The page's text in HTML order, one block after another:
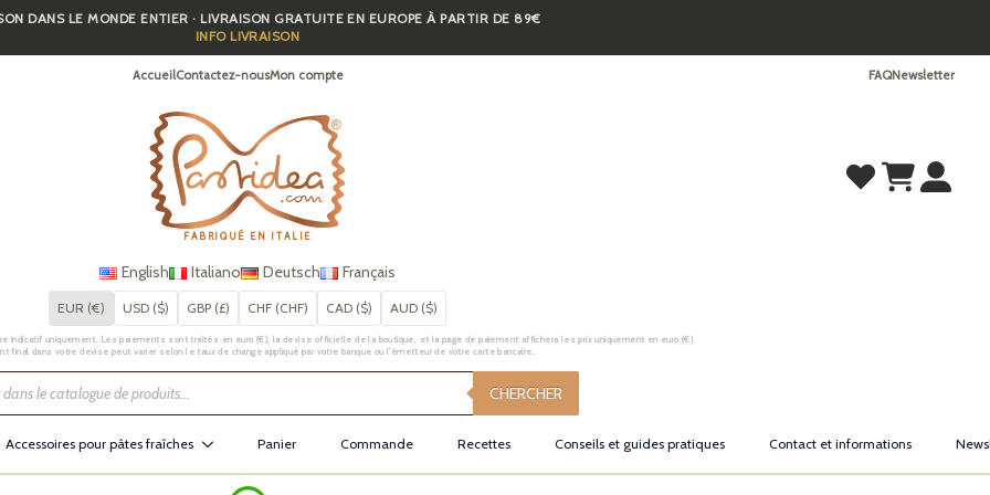
DANS LE MONDE ENTIER · LIVRAISON GRATUITE EN EUROPE À PARTIR DE 89€
INFO LIVRAISON
AccueilContactez-nousMon compte FAQNewsletter
FABRIQUÉ EN ITALIE
English Italiano Deutsch Français
EUR (€) USD ($) GBP (£) CHF (CHF) CAD ($) AUD ($)
indicatif uniquement. Les paiements sont traités en euro (€), la devise officielle de la boutique, et la page de paiement affichera les prix uniquement en euro (€).
final dans votre devise peut varier selon le taux de change appliqué par votre banque ou l’émetteur de votre carte bancaire.
CHERCHER
Accessoires pour pâtes fraîches Panier Commande Recettes Conseils et guides pratiques Contact et informations